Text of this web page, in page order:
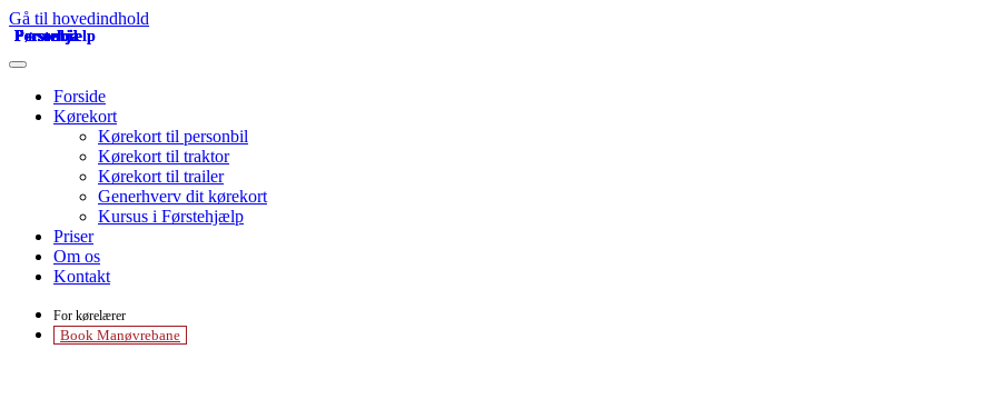
Gå til hovedindhold
Forside
Kørekort
Kørekort til personbil
Kørekort til traktor
Kørekort til trailer
Generhverv dit kørekort
Kursus i Førstehjælp
Priser
Om os
Kontakt
For kørelærer
Book Manøvrebane
Personbil
Personbil
Personbil
Personbil
Personbil
Personbil
Personbil
Førstehjælp
Førstehjælp